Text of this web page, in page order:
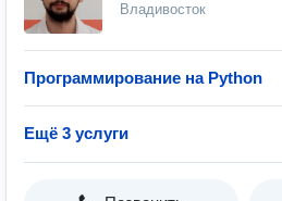
Владивосток
Программирование на Python
Ещё 3 услуги